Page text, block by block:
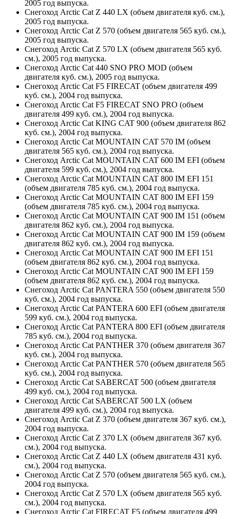
2005 год выпуска.
Снегоход Arctic Cat Z 440 LX (объем двигателя куб. см.),
2005 год выпуска.
Снегоход Arctic Cat Z 570 (объем двигателя 565 куб. см.),
2005 год выпуска.
Снегоход Arctic Cat Z 570 LX (объем двигателя 565 куб.
см.), 2005 год выпуска.
Снегоход Arctic Cat 440 SNO PRO MOD (объем
двигателя куб. см.), 2005 год выпуска.
Снегоход Arctic Cat F5 FIRECAT (объем двигателя 499
куб. см.), 2004 год выпуска.
Снегоход Arctic Cat F5 FIRECAT SNO PRO (объем
двигателя 499 куб. см.), 2004 год выпуска.
Снегоход Arctic Cat KING CAT 900 (объем двигателя 862
куб. см.), 2004 год выпуска.
Снегоход Arctic Cat MOUNTAIN CAT 570 IM (объем
двигателя 565 куб. см.), 2004 год выпуска.
Снегоход Arctic Cat MOUNTAIN CAT 600 IM EFI (объем
двигателя 599 куб. см.), 2004 год выпуска.
Снегоход Arctic Cat MOUNTAIN CAT 800 IM EFI 151
(объем двигателя 785 куб. см.), 2004 год выпуска.
Снегоход Arctic Cat MOUNTAIN CAT 800 IM EFI 159
(объем двигателя 785 куб. см.), 2004 год выпуска.
Снегоход Arctic Cat MOUNTAIN CAT 900 IM 151 (объем
двигателя 862 куб. см.), 2004 год выпуска.
Снегоход Arctic Cat MOUNTAIN CAT 900 IM 159 (объем
двигателя 862 куб. см.), 2004 год выпуска.
Снегоход Arctic Cat MOUNTAIN CAT 900 IM EFI 151
(объем двигателя 862 куб. см.), 2004 год выпуска.
Снегоход Arctic Cat MOUNTAIN CAT 900 IM EFI 159
(объем двигателя 862 куб. см.), 2004 год выпуска.
Снегоход Arctic Cat PANTERA 550 (объем двигателя 550
куб. см.), 2004 год выпуска.
Снегоход Arctic Cat PANTERA 600 EFI (объем двигателя
599 куб. см.), 2004 год выпуска.
Снегоход Arctic Cat PANTERA 800 EFI (объем двигателя
785 куб. см.), 2004 год выпуска.
Снегоход Arctic Cat PANTHER 370 (объем двигателя 367
куб. см.), 2004 год выпуска.
Снегоход Arctic Cat PANTHER 570 (объем двигателя 565
куб. см.), 2004 год выпуска.
Снегоход Arctic Cat SABERCAT 500 (объем двигателя
499 куб. см.), 2004 год выпуска.
Снегоход Arctic Cat SABERCAT 500 LX (объем
двигателя 499 куб. см.), 2004 год выпуска.
Снегоход Arctic Cat Z 370 (объем двигателя 367 куб. см.),
2004 год выпуска.
Снегоход Arctic Cat Z 370 LX (объем двигателя 367 куб.
см.), 2004 год выпуска.
Снегоход Arctic Cat Z 440 LX (объем двигателя 431 куб.
см.), 2004 год выпуска.
Снегоход Arctic Cat Z 570 (объем двигателя 565 куб. см.),
2004 год выпуска.
Снегоход Arctic Cat Z 570 LX (объем двигателя 565 куб.
см.), 2004 год выпуска.
Снегоход Arctic Cat FIRECAT F5 (объем двигателя 499